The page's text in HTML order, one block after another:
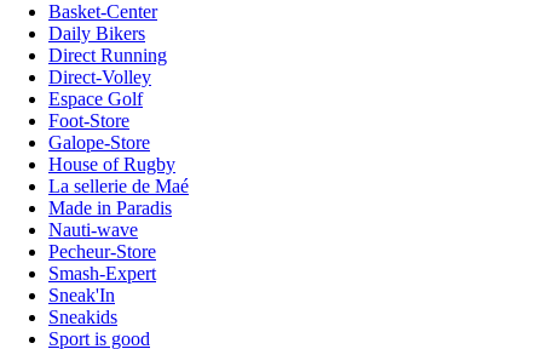
Basket-Center
Daily Bikers
Direct Running
Direct-Volley
Espace Golf
Foot-Store
Galope-Store
House of Rugby
La sellerie de Maé
Made in Paradis
Nauti-wave
Pecheur-Store
Smash-Expert
Sneak'In
Sneakids
Sport is good